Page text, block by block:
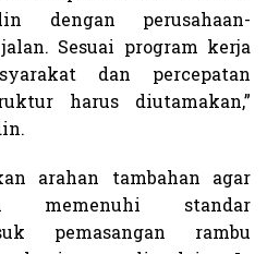
dengan perusahaan-
Sesuai program kerja
dan percepatan
harus diutamakan,”
arahan tambahan agar
memenuhi standar
pemasangan rambu